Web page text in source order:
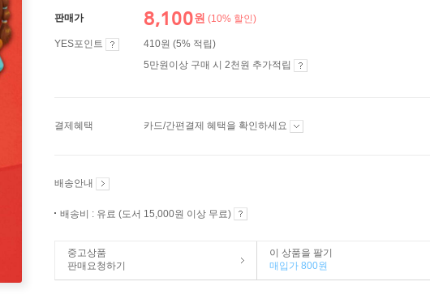
판매가 8,100원 (10% 할인)
YES포인트
410원 (5% 적립)
5만원이상 구매 시 2천원 추가적립
결제혜택 카드/간편결제 혜택을 확인하세요
배송안내
배송비 : 유료 (도서 15,000원 이상 무료)
중고상품
판매요청하기
이 상품을 팔기
매입가 800원